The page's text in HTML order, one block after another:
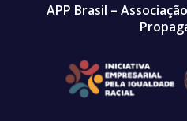
APP Brasil –